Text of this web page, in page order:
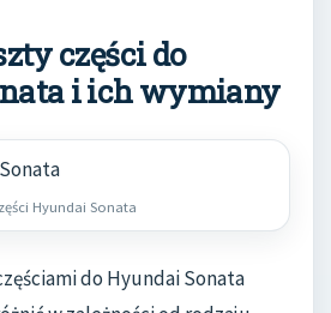
części do
i ich wymiany
Hyundai Sonata
do Hyundai Sonata